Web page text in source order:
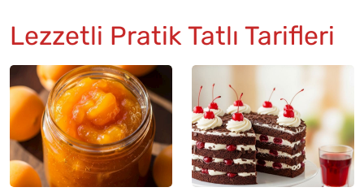
Lezzetli Pratik Tatlı Tarifleri